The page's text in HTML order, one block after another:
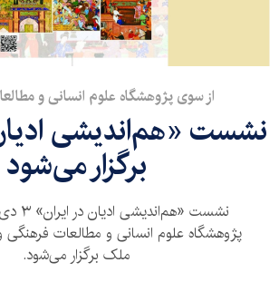
از سوی پژوهشگاه علوم انسانی و
نشست «هم‌اندیشی
برگزار می‌شود
پژوهشگاه علوم انسانی و مطالعات فرهنگی
ملک برگزار می‌شود.